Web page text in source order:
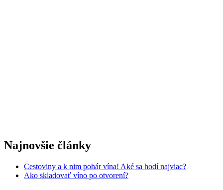
Najnovšie články
Cestoviny a k nim pohár vína! Aké sa hodí najviac?
Ako skladovať víno po otvorení?